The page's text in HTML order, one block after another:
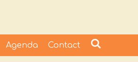
Agenda Contact